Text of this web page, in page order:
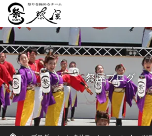
祭屋ブログ